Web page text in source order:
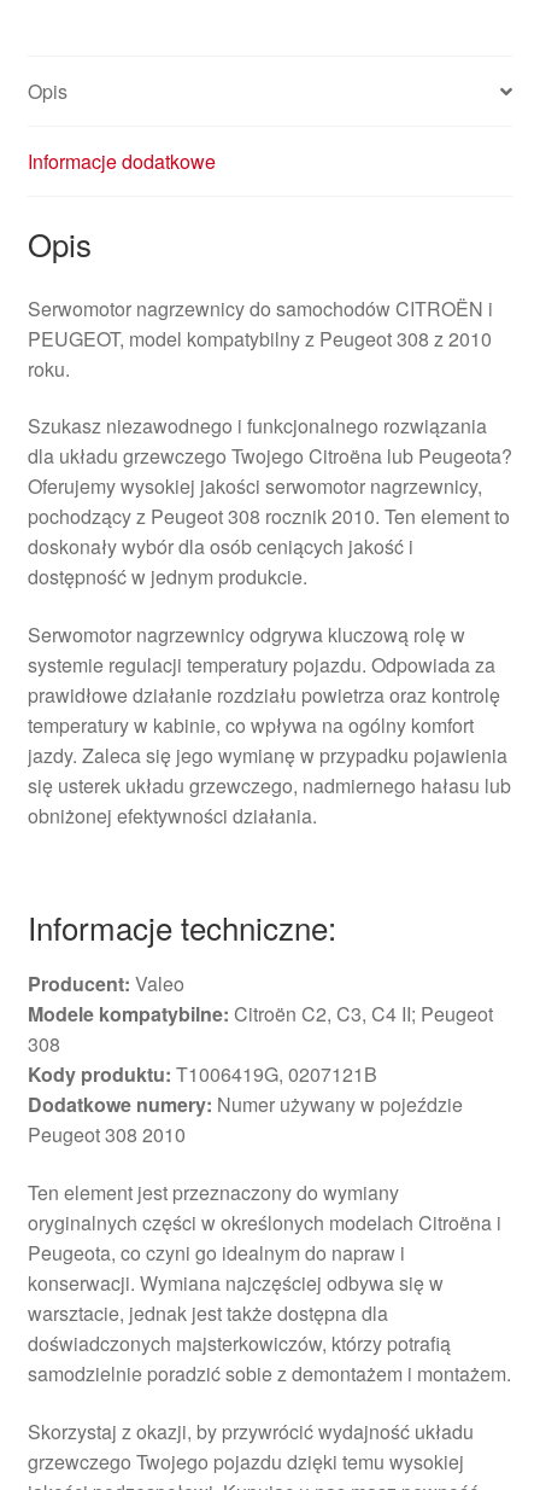
Opis
Informacje dodatkowe
Opis
Serwomotor nagrzewnicy do samochodów CITROËN i
PEUGEOT, model kompatybilny z Peugeot 308 z 2010
roku.
Szukasz niezawodnego i funkcjonalnego rozwiązania
dla układu grzewczego Twojego Citroëna lub Peugeota?
Oferujemy wysokiej jakości serwomotor nagrzewnicy,
pochodzący z Peugeot 308 rocznik 2010. Ten element to
doskonały wybór dla osób ceniących jakość i
dostępność w jednym produkcie.
Serwomotor nagrzewnicy odgrywa kluczową rolę w
systemie regulacji temperatury pojazdu. Odpowiada za
prawidłowe działanie rozdziału powietrza oraz kontrolę
temperatury w kabinie, co wpływa na ogólny komfort
jazdy. Zaleca się jego wymianę w przypadku pojawienia
się usterek układu grzewczego, nadmiernego hałasu lub
obniżonej efektywności działania.
Informacje techniczne:
Producent: Valeo
Modele kompatybilne: Citroën C2, C3, C4 II; Peugeot
308
Kody produktu: T1006419G, 0207121B
Dodatkowe numery: Numer używany w pojeździe
Peugeot 308 2010
Ten element jest przeznaczony do wymiany
oryginalnych części w określonych modelach Citroëna i
Peugeota, co czyni go idealnym do napraw i
konserwacji. Wymiana najczęściej odbywa się w
warsztacie, jednak jest także dostępna dla
doświadczonych majsterkowiczów, którzy potrafią
samodzielnie poradzić sobie z demontażem i montażem.
Skorzystaj z okazji, by przywrócić wydajność układu
grzewczego Twojego pojazdu dzięki temu wysokiej